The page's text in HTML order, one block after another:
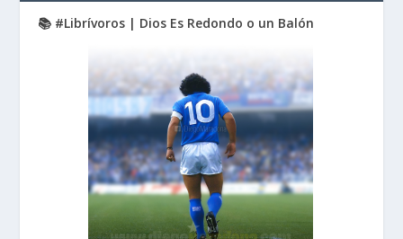
📚 #Librívoros | Dios Es Redondo o un Balón